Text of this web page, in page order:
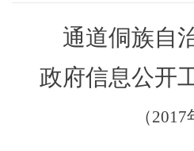
通道侗族自
政府信息公开
（201 7